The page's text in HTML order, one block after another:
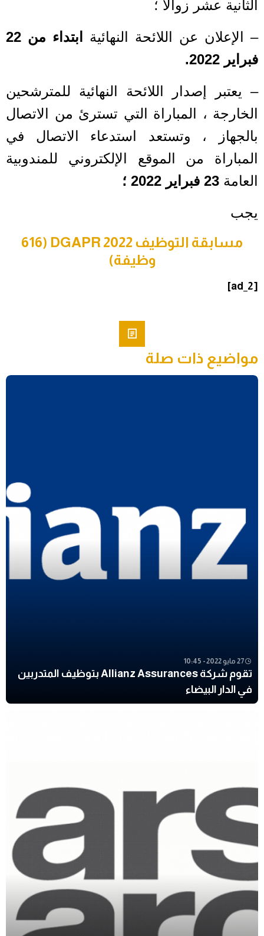
الثانية عشر زوالا ؛
– الإعلان عن اللائحة النهائية
ابتداء من 22
فبراير 2022.
– يعتبر إصدار اللائحة النهائية للمترشحين
الخارجة ، المباراة التي تسترئ من الاتصال
بالجهاز ، وتستعد استدعاء الاتصال في
المباراة من الموقع الإلكتروني للمندوبية
العامة 23 فبراير 2022 ؛
يجب
مسابقة التوظيف DGAPR 2022 (616
وظيفة)
[ad_2]
مواضيع ذات صلة
27 مايو 2022 - 10:45
تقوم شركة Allianz Assurances بتوظيف المتدربين
في الدار البيضاء